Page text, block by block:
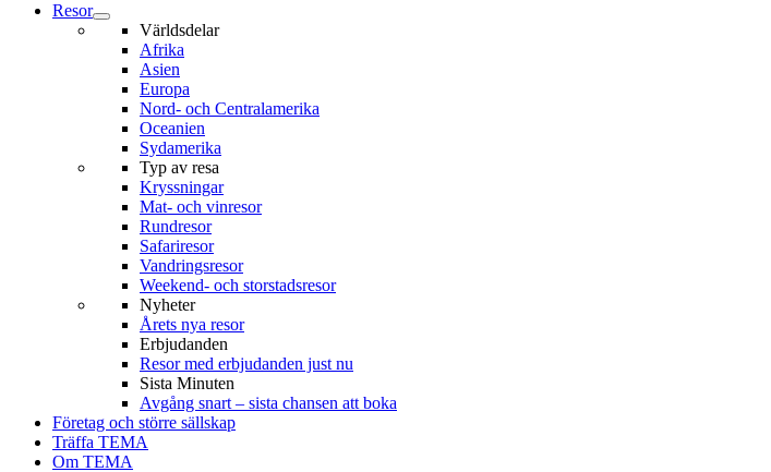
Resor
Världsdelar
Afrika
Asien
Europa
Nord- och Centralamerika
Oceanien
Sydamerika
Typ av resa
Kryssningar
Mat- och vinresor
Rundresor
Safariresor
Vandringsresor
Weekend- och storstadsresor
Nyheter
Årets nya resor
Erbjudanden
Resor med erbjudanden just nu
Sista Minuten
Avgång snart – sista chansen att boka
Företag och större sällskap
Träffa TEMA
Om TEMA